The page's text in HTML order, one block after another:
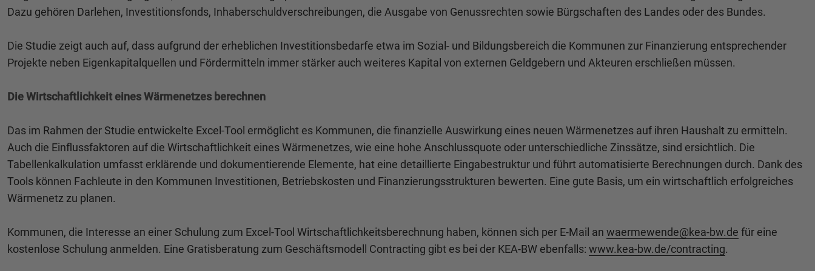
Dazu gehören Darlehen, Investitionsfonds, Inhaberschuldverschreibungen, die Ausgabe von Genussrechten sowie Bürgschaften des Landes oder des Bundes.
Die Studie zeigt auch auf, dass aufgrund der erheblichen Investitionsbedarfe etwa im Sozial- und Bildungsbereich die Kommunen zur Finanzierung entsprechender
Projekte neben Eigenkapitalquellen und Fördermitteln immer stärker auch weiteres Kapital von externen Geldgebern und Akteuren erschließen müssen.
Die Wirtschaftlichkeit eines Wärmenetzes berechnen
Das im Rahmen der Studie entwickelte Excel-Tool ermöglicht es Kommunen, die finanzielle Auswirkung eines neuen Wärmenetzes auf ihren Haushalt zu ermitteln.
Auch die Einflussfaktoren auf die Wirtschaftlichkeit eines Wärmenetzes, wie eine hohe Anschlussquote oder unterschiedliche Zinssätze, sind ersichtlich. Die
Tabellenkalkulation umfasst erklärende und dokumentierende Elemente, hat eine detaillierte Eingabestruktur und führt automatisierte Berechnungen durch. Dank des
Tools können Fachleute in den Kommunen Investitionen, Betriebskosten und Finanzierungsstrukturen bewerten. Eine gute Basis, um ein wirtschaftlich erfolgreiches
Wärmenetz zu planen.
Kommunen, die Interesse an einer Schulung zum Excel-Tool Wirtschaftlichkeitsberechnung haben, können sich per E-Mail an waermewende@kea-bw.de für eine
kostenlose Schulung anmelden. Eine Gratisberatung zum Geschäftsmodell Contracting gibt es bei der KEA-BW ebenfalls: www.kea-bw.de/contracting.